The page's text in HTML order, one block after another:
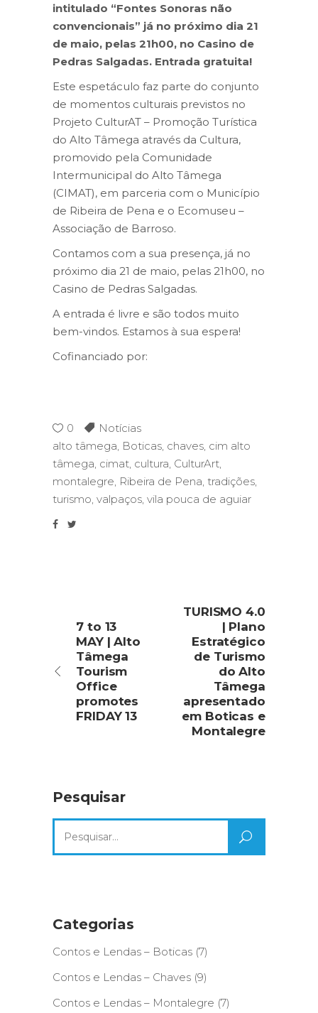
intitulado “Fontes Sonoras não
convencionais” já no próximo dia 21
de maio, pelas 21h00, no Casino de
Pedras Salgadas. Entrada gratuita!
Este espetáculo faz parte do conjunto
de momentos culturais previstos no
Projeto CulturAT – Promoção Turística
do Alto Tâmega através da Cultura,
promovido pela Comunidade
Intermunicipal do Alto Tâmega
(CIMAT), em parceria com o Município
de Ribeira de Pena e o Ecomuseu –
Associação de Barroso.
Contamos com a sua presença, já no
próximo dia 21 de maio, pelas 21h00, no
Casino de Pedras Salgadas.
A entrada é livre e são todos muito
bem-vindos. Estamos à sua espera!
Cofinanciado por:
0
Notícias
alto tâmega, Boticas, chaves, cim alto
tâmega, cimat, cultura, CulturArt,
montalegre, Ribeira de Pena, tradições,
turismo, valpaços, vila pouca de aguiar
7 to 13
MAY | Alto
Tâmega
Tourism
Office
promotes
FRIDAY 13
TURISMO 4.0
| Plano
Estratégico
de Turismo
do Alto
Tâmega
apresentado
em Boticas e
Montalegre
Pesquisar
for:
Categorias
Contos e Lendas – Boticas (7)
Contos e Lendas – Chaves (9)
Contos e Lendas – Montalegre (7)